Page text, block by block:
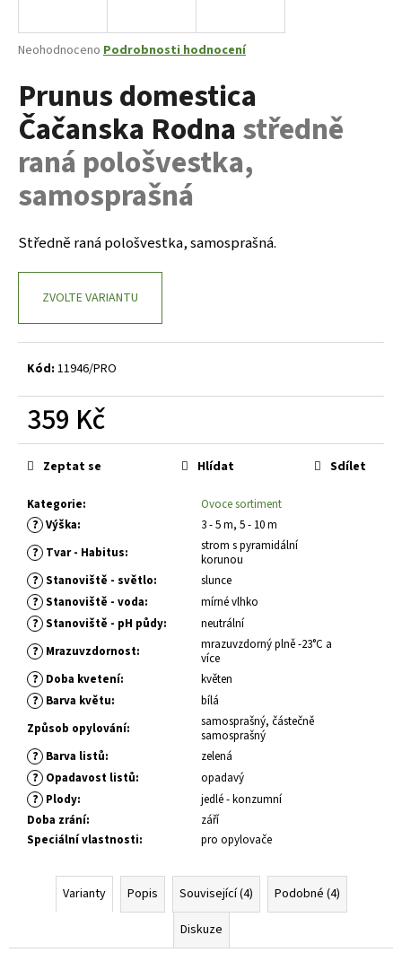
Průměrné
produktu
je
0,0
z
hvězdiček.
Neohodnoceno Podrobnosti hodnocení
Prunus domestica
Čačanska Rodna středně
raná pološvestka,
samosprašná
Středně raná pološvestka, samosprašná.
ZVOLTE VARIANTU
Kód: 11946/PRO
359 Kč
Měrná
cena:
Kategorie: Ovoce sortiment
? Výška: 3 - 5 m, 5 - 10 m
? Tvar - Habitus:
strom s pyramidální
korunou
? Stanoviště - světlo: slunce
? Stanoviště - voda: mírné vlhko
? Stanoviště - pH půdy: neutrální
? Mrazuvzdornost:
mrazuvzdorný plně -23°C a
více
? Doba kvetení: květen
? Barva květu:
bílá
Způsob opylování:
samosprašný, částečně
samosprašný
? Barva listů: zelená
? Opadavost listů: opadavý
? Plody:
jedlé - konzumní
Doba zrání:
září
Speciální vlastnosti: pro opylovače
Zeptat se Hlídat Sdílet
Varianty Popis Související (4)
Podobné (4)
Diskuze
j
t
?
HLEDAT
p
o
č
j
HEMEROCALLIS
DARIA
DENIVKA
ZAHRADNÍ
143
Kč